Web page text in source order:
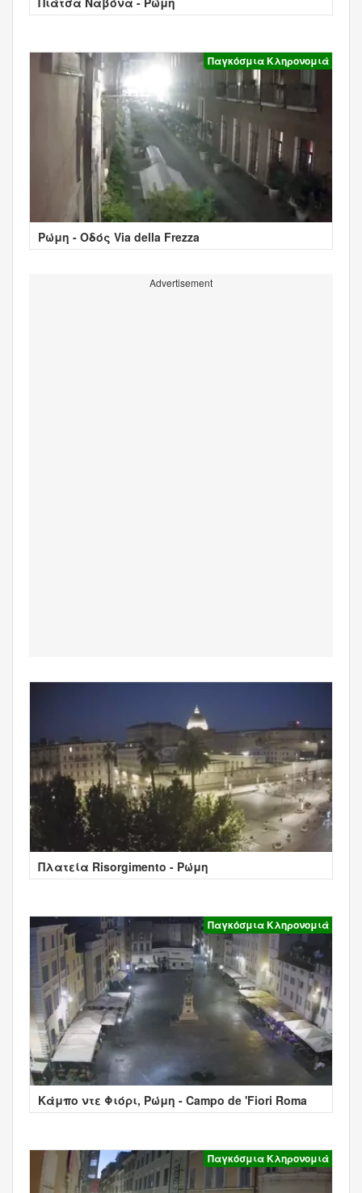
Παγκόσμια Κληρονομιά
Ρώμη - Οδός Via della Frezza
Advertisement
Πλατεία Risorgimento - Ρώμη
Παγκόσμια Κληρονομιά
Κάμπο ντε Φιόρι, Ρώμη - Campo de 'Fiori Roma
Παγκόσμια Κληρονομιά